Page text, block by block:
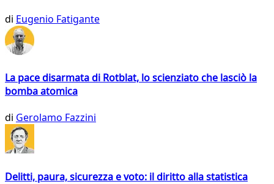
di Eugenio Fatigante
La pace disarmata di Rotblat, lo scienziato che lasciò la
bomba atomica
di Gerolamo Fazzini
Delitti, paura, sicurezza e voto: il diritto alla statistica